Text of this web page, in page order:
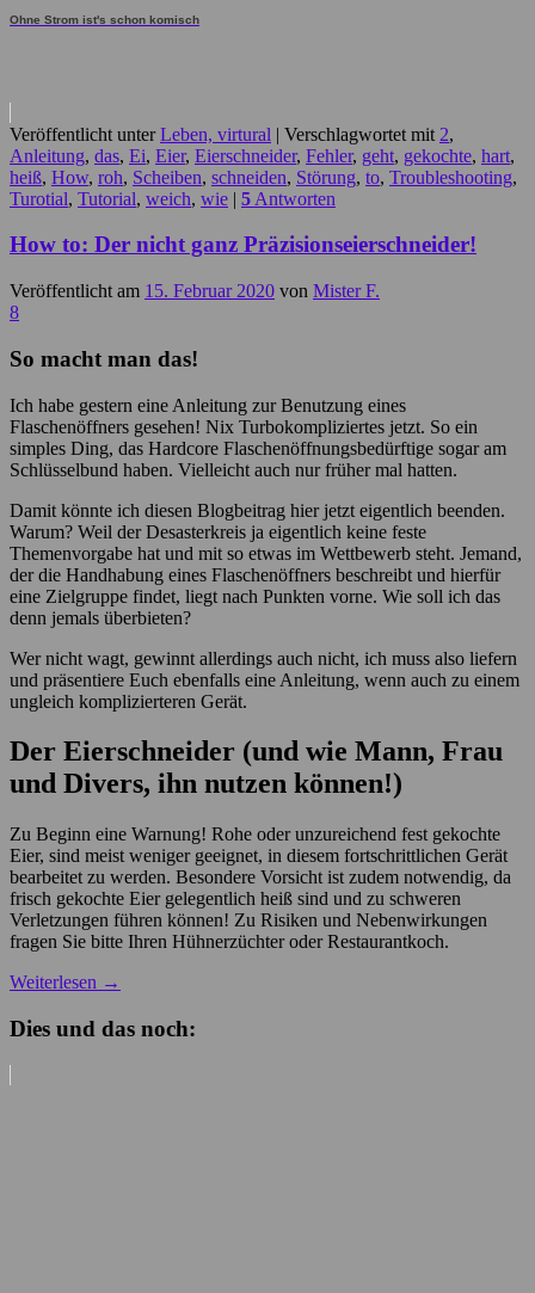
Ohne Strom ist's schon komisch
Veröffentlicht unter Leben, virtural | Verschlagwortet mit 2,
Anleitung, das, Ei, Eier, Eierschneider, Fehler, geht, gekochte, hart,
heiß, How, roh, Scheiben, schneiden, Störung, to, Troubleshooting,
Turotial, Tutorial, weich, wie | 5 Antworten
How to: Der nicht ganz Präzisionseierschneider!
Veröffentlicht am 15. Februar 2020 von Mister F.
8
So macht man das!
Ich habe gestern eine Anleitung zur Benutzung eines
Flaschenöffners gesehen! Nix Turbokompliziertes jetzt. So ein
simples Ding, das Hardcore Flaschenöffnungsbedürftige sogar am
Schlüsselbund haben. Vielleicht auch nur früher mal hatten.
Damit könnte ich diesen Blogbeitrag hier jetzt eigentlich beenden.
Warum? Weil der Desasterkreis ja eigentlich keine feste
Themenvorgabe hat und mit so etwas im Wettbewerb steht. Jemand,
der die Handhabung eines Flaschenöffners beschreibt und hierfür
eine Zielgruppe findet, liegt nach Punkten vorne. Wie soll ich das
denn jemals überbieten?
Wer nicht wagt, gewinnt allerdings auch nicht, ich muss also liefern
und präsentiere Euch ebenfalls eine Anleitung, wenn auch zu einem
ungleich komplizierteren Gerät.
Der Eierschneider (und wie Mann, Frau
und Divers, ihn nutzen können!)
Zu Beginn eine Warnung! Rohe oder unzureichend fest gekochte
Eier, sind meist weniger geeignet, in diesem fortschrittlichen Gerät
bearbeitet zu werden. Besondere Vorsicht ist zudem notwendig, da
frisch gekochte Eier gelegentlich heiß sind und zu schweren
Verletzungen führen können! Zu Risiken und Nebenwirkungen
fragen Sie bitte Ihren Hühnerzüchter oder Restaurantkoch.
Weiterlesen →
Dies und das noch: